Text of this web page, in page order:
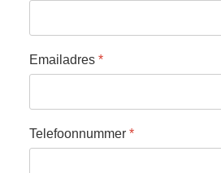
Emailadres*
Telefoonnummer*